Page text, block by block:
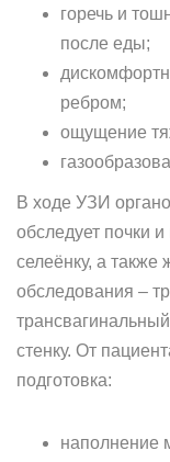
горечь и
после еды;
ребром;
ощущение
В ходе УЗИ
обследует почки
селеёнку, а
обследования –
стенку. От
подготовка:
наполнение